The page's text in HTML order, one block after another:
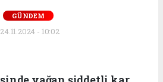
GÜNDEM
24.11.2024 - 10:02